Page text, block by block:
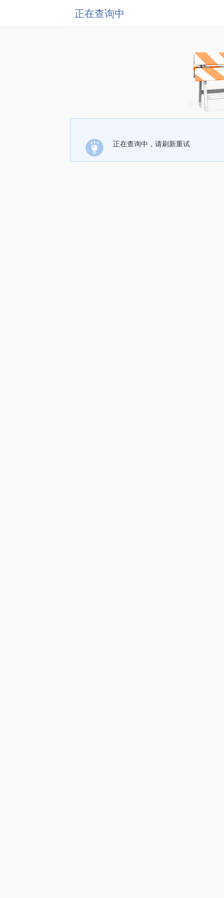
正在查询中
正在查询中，请刷新重试